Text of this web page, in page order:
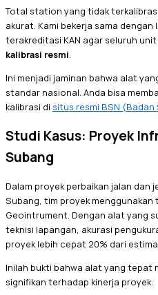
Total station yang tidak
akurat. Kami bekerja sama
terakreditasi KAN agar seluruh unit
kalibrasi resmi.
Ini menjadi jaminan bahwa alat
standar nasional. Anda bisa
kalibrasi di situs resmi BSN
Studi Kasus: Proyek
Subang
Dalam proyek perbaikan jalan dan
Subang, tim proyek
Geointrument. Dengan alat yang
teknisi lapangan, akurasi
proyek lebih cepat 20% dari
Inilah bukti bahwa alat yang tepat
signifikan terhadap kinerja proyek.